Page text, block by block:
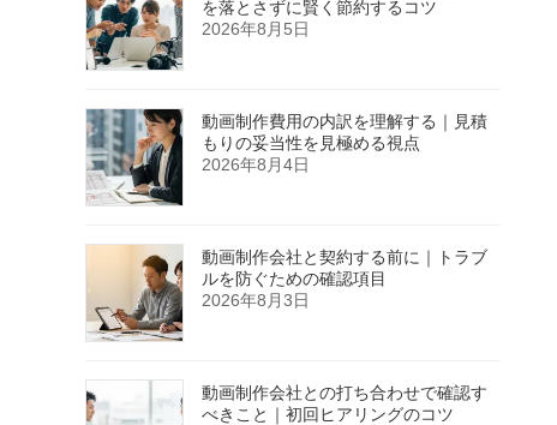
を落とさずに賢く節約するコツ
2026年8月5日
動画制作費用の内訳を理解する｜見積
もりの妥当性を見極める視点
2026年8月4日
動画制作会社と契約する前に｜トラブ
ルを防ぐための確認項目
2026年8月3日
動画制作会社との打ち合わせで確認す
べきこと｜初回ヒアリングのコツ